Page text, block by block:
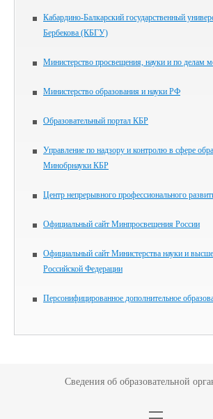
Кабардино-Балкарский государственный
Бербекова (КБГУ)
Министерство просвещения, науки и по делам
Министерство образования и науки РФ
Образовательный портал КБР
Управление по надзору и контролю в сфере
Минобрнауки КБР
Центр непрерывного профессионального
Официальный сайт Минпросвещения России
Официальный сайт Министерства науки и
Российской Федерации
Персонифицированное дополнительное
Сведения об образовательной